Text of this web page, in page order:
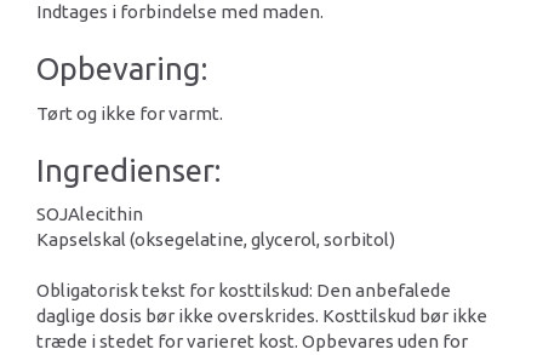
Indtages i forbindelse med maden.
Opbevaring:
Tørt og ikke for varmt.
Ingredienser:
SOJAlecithin
Kapselskal (oksegelatine, glycerol, sorbitol)
Obligatorisk tekst for kosttilskud: Den anbefalede
daglige dosis bør ikke overskrides. Kosttilskud bør ikke
træde i stedet for varieret kost. Opbevares uden for